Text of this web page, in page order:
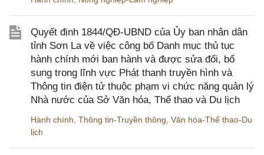
Quyết định 1844/QĐ-UBND của Ủy ban nhân dân
tỉnh Sơn La về việc công bố Danh mục thủ tục
hành chính mới ban hành và được sửa đổi, bổ
sung trong lĩnh vực Phát thanh truyền hình và
Thông tin điện tử thuộc phạm vi chức năng quản lý
Nhà nước của Sở Văn hóa, Thể thao và Du lịch
Hành chính Thông tin-Truyền thông Văn hóa-Thể thao-Du
lịch